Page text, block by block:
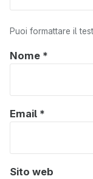
Puoi formattare il
Nome *
Email *
Sito web